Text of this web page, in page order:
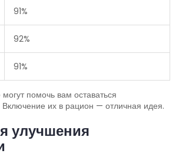
91%
92%
91%
помочь вам оставаться
их в рацион — отличная идея.
улучшения